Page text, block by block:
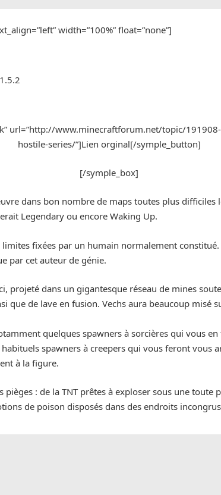
width=”100%” float=”none”]
url=”http://www.minecraftforum.net/topic/
hostile-series/”]Lien orginal[/symple_button]
[/symple_box]
dans bon nombre de maps toutes plus difficiles
Legendary ou encore Waking Up.
limites fixées par un humain normalement constitué.
par cet auteur de génie.
projeté dans un gigantesque réseau de mines
que de lave en fusion. Vechs aura beaucoup misé
quelques spawners à sorcières qui vous
spawners à creepers qui vous feront vous
à la figure.
pièges : de la TNT prêtes à exploser sous une toute
de poison disposés dans des endroits